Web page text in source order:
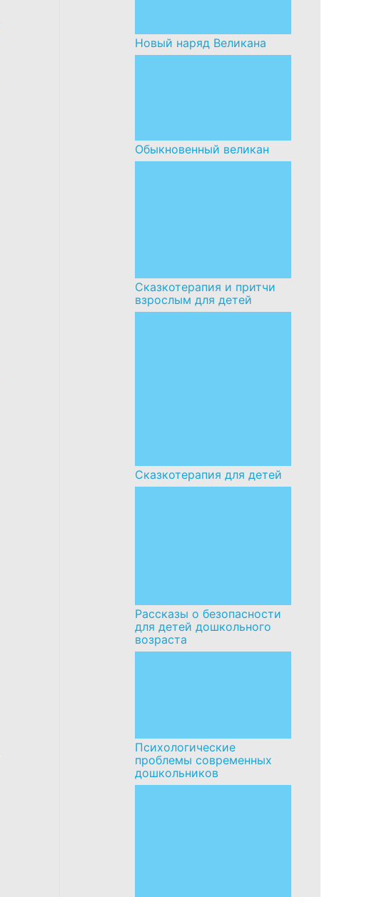
Новый наряд Великана
Обыкновенный великан
Сказкотерапия и притчи
взрослым для детей
Сказкотерапия для детей
Рассказы о безопасности
для детей дошкольного
возраста
Психологические
проблемы современных
дошкольников